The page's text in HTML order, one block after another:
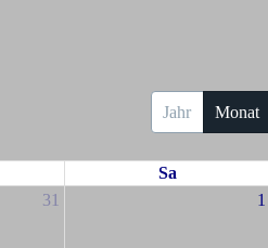
Jahr Monat
Sa
31
1